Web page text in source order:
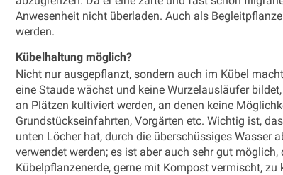
Anwesenheit nicht überladen. Auch als
werden.
Kübelhaltung möglich?
Nicht nur ausgepflanzt, sondern auch im Kübel
eine Staude wächst und keine Wurzelausläufer
an Plätzen kultiviert werden, an denen keine
Grundstückseinfahrten, Vorgärten etc. Wichtig ist,
unten Löcher hat, durch die überschüssiges Wasser
verwendet werden; es ist aber auch sehr gut
Kübelpflanzenerde, gerne mit Kompost vermischt,